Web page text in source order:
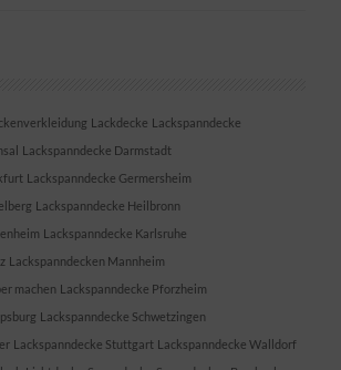
Lackdecke Lackspanndecke
Lackspanndecke Darmstadt
Lackspanndecke Germersheim
Lackspanndecke Heilbronn
Lackspanndecke Karlsruhe
Lackspanndecken Mannheim
machen Lackspanndecke Pforzheim
Lackspanndecke Schwetzingen
Lackspanndecke Stuttgart Lackspanndecke Walldorf